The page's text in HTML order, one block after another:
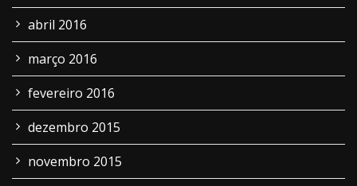
abril 2016
março 2016
fevereiro 2016
dezembro 2015
novembro 2015